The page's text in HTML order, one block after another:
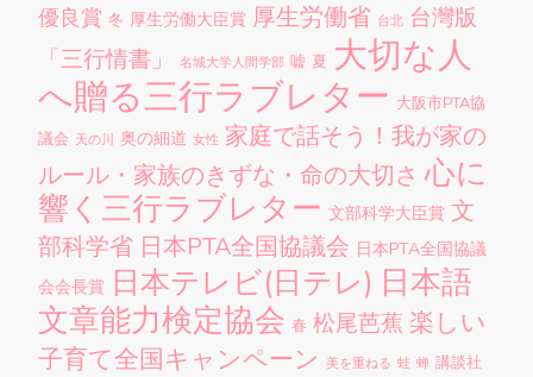
優良賞 冬 厚生労働大臣賞 厚生労働省 台北 台灣版
「三行情書」
名城大学人間学部 嘘 夏 大切な人
へ贈る三行ラブレター 大阪市PTA協
議会 天の川 奥の細道 女性 家庭で話そう！我が家の
ルール・家族のきずな・命の大切さ 心に
響く三行ラブレター 文部科学大臣賞 文
部科学省 日本PTA全国協議会 日本PTA全国協議
会会長賞 日本テレビ(日テレ) 日本語
文章能力検定協会 春 松尾芭蕉 楽しい
子育て全国キャンペーン 美を重ねる 蛙 蝉 講談社